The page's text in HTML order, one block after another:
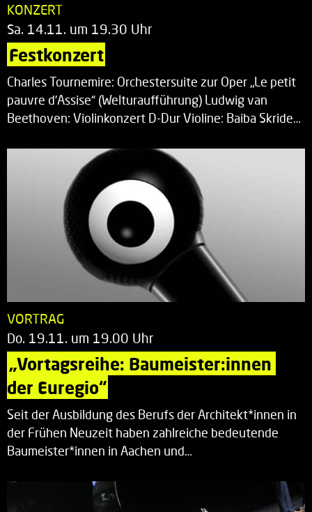
KONZERT
Sa. 14.11. um 19.30 Uhr
Festkonzert
Charles Tournemire: Orchestersuite zur Oper „Le petit
pauvre d’Assise“ (Welturaufführung) Ludwig van
Beethoven: Violinkonzert D-Dur Violine: Baiba Skride…
VORTRAG
Do. 19.11. um 19.00 Uhr
„Vortagsreihe: Baumeister:innen
der Euregio“
Seit der Ausbildung des Berufs der Architekt*innen in
der Frühen Neuzeit haben zahlreiche bedeutende
Baumeister*innen in Aachen und…